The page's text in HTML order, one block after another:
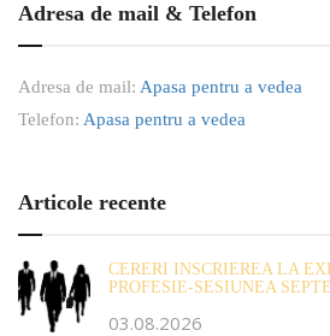
Adresa de mail & Telefon
Adresa de mail: Apasa pentru a vedea
Telefon: Apasa pentru a vedea
Articole recente
CERERI INSCRIEREA LA
PROFESIE-SESIUNEA
03.08.2026